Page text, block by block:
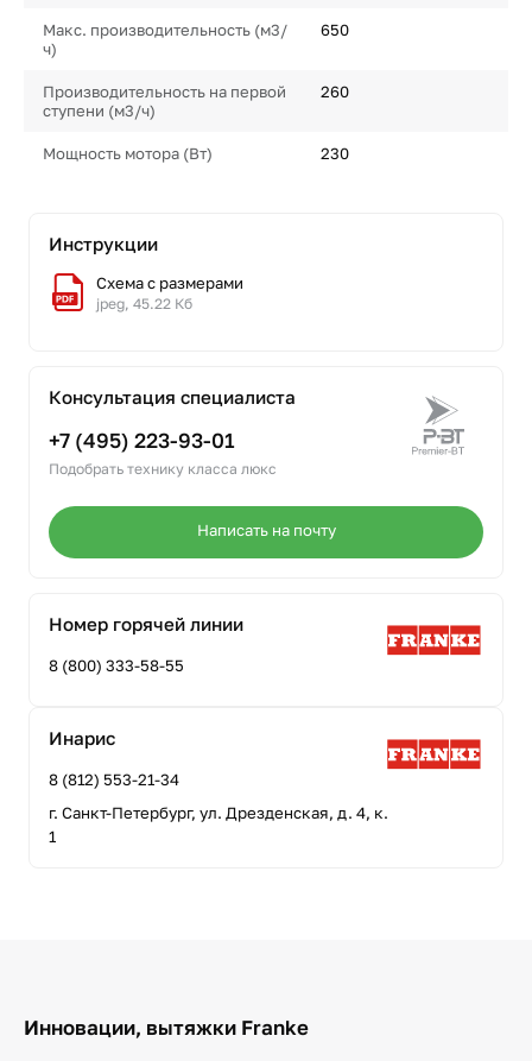
Макс. производительность (м3/
ч)
650
Производительность на первой
ступени (м3/ч)
260
Мощность мотора (Вт) 230
Инструкции
Схема с размерами
jpeg, 45.22 Кб
Консультация специалиста
+7 (495) 223-93-01
Подобрать технику класса люкс
Написать на почту
Номер горячей линии
8 (800) 333-58-55
Инарис
8 (812) 553-21-34
г. Санкт-Петербург, ул. Дрезденская, д. 4, к.
1
Инновации, вытяжки Franke